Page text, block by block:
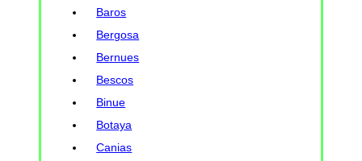
Baros
Bergosa
Bernues
Bescos
Binue
Botaya
Canias